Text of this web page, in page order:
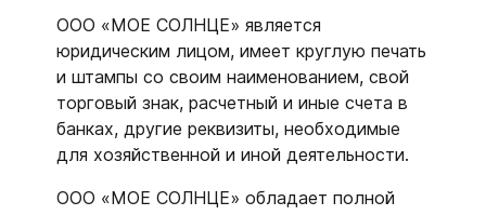
ООО «МОЕ СОЛНЦЕ» является
юридическим лицом, имеет круглую печать
и штампы со своим наименованием, свой
торговый знак, расчетный и иные счета в
банках, другие реквизиты, необходимые
для хозяйственной и иной деятельности.
ООО «МОЕ СОЛНЦЕ» обладает полной